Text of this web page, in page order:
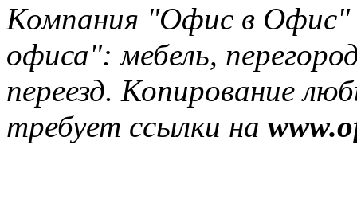
Компания "Офис в Офис"
офиса": мебель,
переезд. Копирование
требует ссылки на